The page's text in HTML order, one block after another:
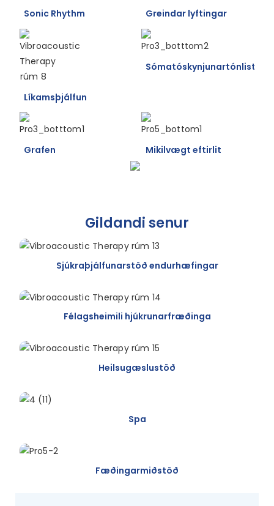
Sonic Rhythm Greindar lyftingar
Líkamsþjálfun
Sómatóskynjunartónlist
Grafen Mikilvægt eftirlit
Gildandi senur
Sjúkraþjálfunarstöð endurhæfingar
Félagsheimili hjúkrunarfræðinga
Heilsugæslustöð
Spa
Fæðingarmiðstöð